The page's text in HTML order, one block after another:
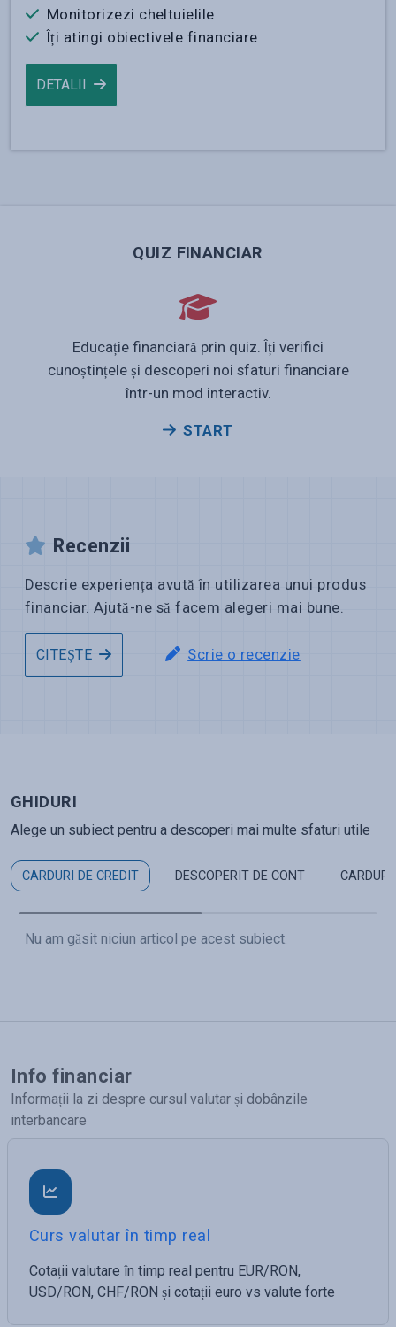
Monitorizezi cheltuielile
Îți atingi obiectivele financiare
DETALII
QUIZ FINANCIAR
Educație financiară prin quiz. Îți verifici
cunoștințele și descoperi noi sfaturi financiare
într-un mod interactiv.
START
Recenzii
Descrie experiența avută în utilizarea unui produs
financiar. Ajută-ne să facem alegeri mai bune.
CITEȘTE Scrie o recenzie
GHIDURI
Alege un subiect pentru a descoperi mai multe sfaturi utile
CARDURI DE CREDIT DESCOPERIT DE CONT CARDURI
Nu am găsit niciun articol pe acest subiect.
Info financiar
Informații la zi despre cursul valutar și dobânzile
interbancare
Curs valutar în timp real
Cotații valutare în timp real pentru EUR/RON,
USD/RON, CHF/RON și cotații euro vs valute forte